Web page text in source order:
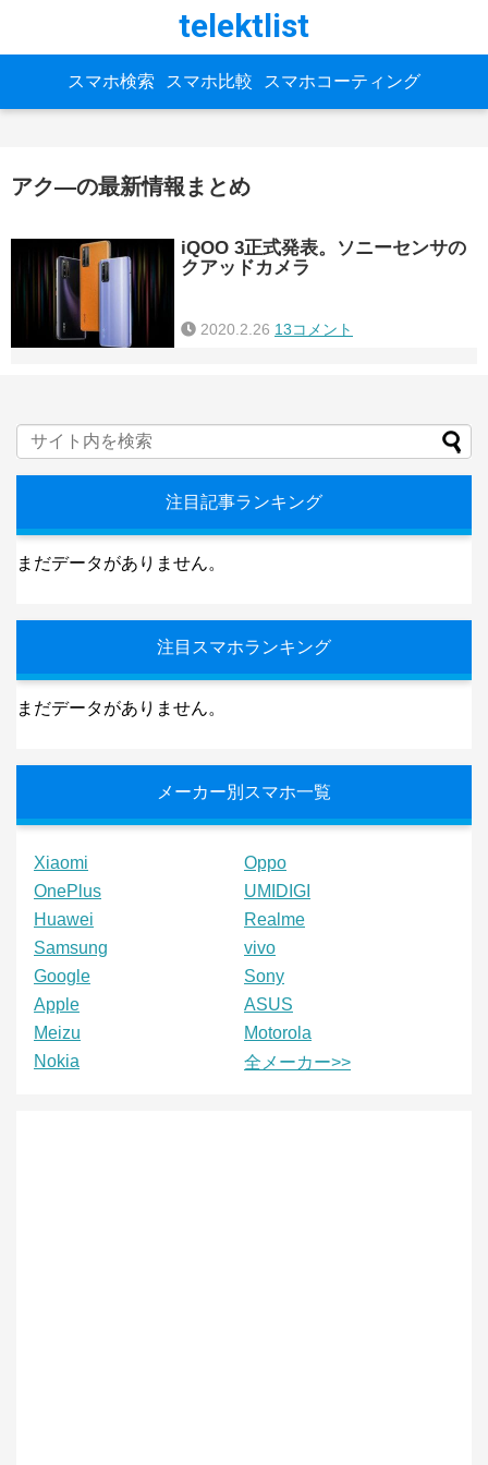
telektlist
スマホ検索 スマホ比較 スマホコーティング
アク―の最新情報まとめ
iQOO 3正式発表。ソニーセンサの
クアッドカメラ
2020.2.26 13コメント
注目記事ランキング
まだデータがありません。
注目スマホランキング
まだデータがありません。
メーカー別スマホ一覧
Xiaomi
Oppo
OnePlus
UMIDIGI
Huawei
Realme
Samsung
vivo
Google
Sony
Apple
ASUS
Meizu
Motorola
Nokia
全メーカー>>